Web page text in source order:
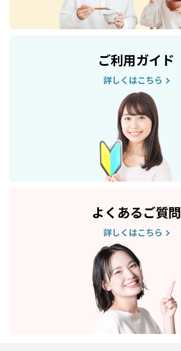
ご利用ガイド
詳しくはこちら
よくあるご質問
詳しくはこちら